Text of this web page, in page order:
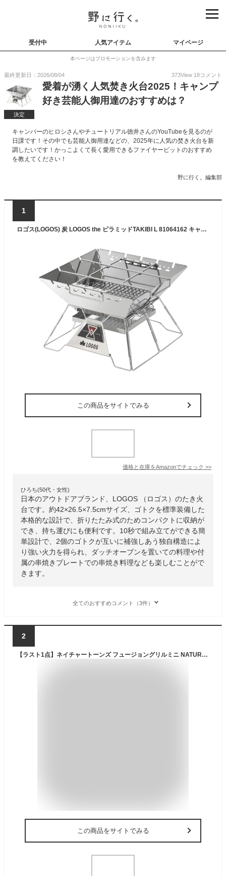
受付中 人気アイテム マイページ
本ページはプロモーションを含みます
最終更新日：2026/08/04 373View 18コメント
決定
愛着が湧く人気焚き火台2025！キャンプ
好き芸能人御用達のおすすめは？
キャンパーのヒロシさんやチュートリアル徳井さんのYouTubeを見るのが
日課です！その中でも芸能人御用達などの、2025年に人気の焚き火台を新
調したいです！かっこよくて長く愛用できるファイヤーピットのおすすめ
を教えてください！
野に行く。編集部
1
ロゴス(LOGOS) 炭 LOGOS the ピラミッドTAKIBI L 81064162 キャンプ アウトドア バーベキュー 焚き火 ステンレス
この商品をサイトでみる
価格と在庫をAmazonでチェック >>
ひろち(50代・女性)
日本のアウトドアブランド、LOGOS （ロゴス）のたき火
台です。約42×26.5×7.5cmサイズ、ゴトクを標準装備した
本格的な設計で、折りたたみ式のためコンパクトに収納が
でき、持ち運びにも便利です。10秒で組み立てができる簡
単設計で、2個のゴトクが互いに補強しあう独自構造によ
り強い火力を得られ、ダッチオーブンを置いての料理や付
属の串焼きプレートでの串焼き料理なども楽しむことがで
きます。
全てのおすすめコメント（3件）
2
【ラスト1点】ネイチャートーンズ フュージョングリルミニ NATURE TONES FGMI-B 焚火 焚き火台 テーブル グリル おしゃれ キャンプ アウトドア
この商品をサイトでみる